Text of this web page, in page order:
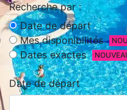
Recherche par :
Date de départ
Mes disponibilités
Dates exactes
Date de départ